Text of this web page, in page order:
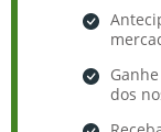
dos